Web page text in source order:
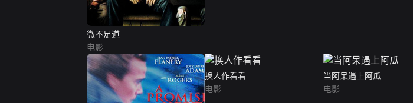
微不足道
电影
换人作看看
电影
当阿呆遇上阿瓜
电影